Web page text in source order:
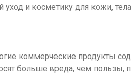
и косметику для кожи,
коммерческие продукты
больше вреда, чем пользы,